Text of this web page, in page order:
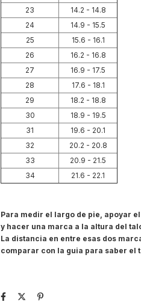
23
14.2 - 14.8
24
14.9 - 15.5
25
15.6 - 16.1
26
16.2 - 16.8
27
16.9 - 17.5
28
17.6 - 18.1
29
18.2 - 18.8
30
18.9 - 19.5
31
19.6 - 20.1
32
20.2 - 20.8
33
20.9 - 21.5
34
21.6 - 22.1
Para medir el largo de pie, apoyar
y hacer una marca a la altura del
La distancia en entre esas dos
comparar con la guia para saber el